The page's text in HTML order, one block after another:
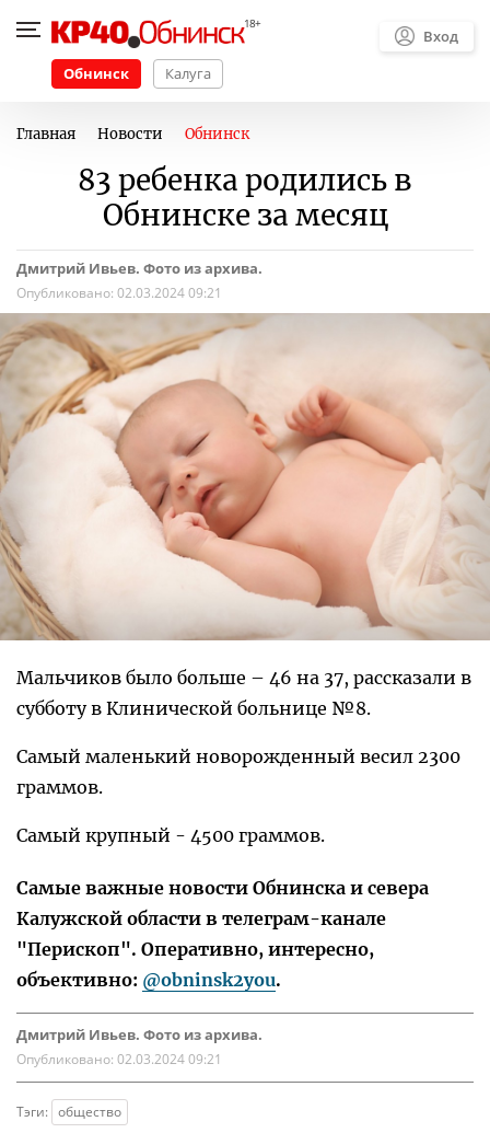
Обнинск Калуга
Вход
Главная Новости Обнинск
83 ребенка родились в
Обнинске за месяц
Дмитрий Ивьев. Фото из архива.
Опубликовано: 02.03.2024 09:21
Мальчиков было больше – 46 на 37, рассказали в
субботу в Клинической больнице №8.
Самый маленький новорожденный весил 2300
граммов.
Самый крупный - 4500 граммов.
Самые важные новости Обнинска и севера
Калужской области в телеграм-канале
"Перископ". Оперативно, интересно,
объективно: @obninsk2you.
Дмитрий Ивьев. Фото из архива.
Опубликовано: 02.03.2024 09:21
Тэги: общество